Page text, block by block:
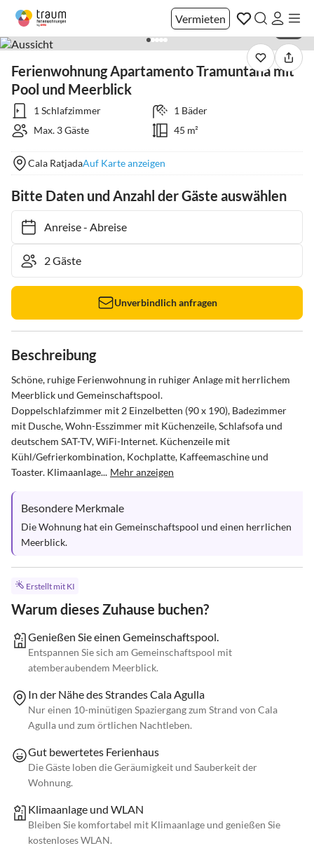
Vermieten
Ferienwohnung Apartamento Tramuntana mit
Pool und Meerblick
1 Schlafzimmer
1 Bäder
Max. 3 Gäste
45 m²
Cala RatjadaAuf Karte anzeigen
Bitte Daten und Anzahl der Gäste auswählen
Anreise- Abreise
Unverbindlich anfragen
Beschreibung
Schöne, ruhige Ferienwohnung in ruhiger Anlage mit herrlichem
Meerblick und Gemeinschaftspool.
Doppelschlafzimmer mit 2 Einzelbetten (90 x 190), Badezimmer
mit Dusche, Wohn-Esszimmer mit Küchenzeile, Schlafsofa und
deutschem SAT-TV, WiFi-Internet. Küchenzeile mit
Kühl/Gefrierkombination, Kochplatte, Kaffeemaschine und
Toaster. Klimaanlage... Mehr anzeigen
Besondere Merkmale
Die Wohnung hat ein Gemeinschaftspool und einen herrlichen
Meerblick.
Erstellt mit KI
Warum dieses Zuhause buchen?
Genießen Sie einen Gemeinschaftspool.
Entspannen Sie sich am Gemeinschaftspool mit
atemberaubendem Meerblick.
In der Nähe des Strandes Cala Agulla
Nur einen 10-minütigen Spaziergang zum Strand von Cala
Agulla und zum örtlichen Nachtleben.
Gut bewertetes Ferienhaus
Die Gäste loben die Geräumigkeit und Sauberkeit der
Wohnung.
Klimaanlage und WLAN
Bleiben Sie komfortabel mit Klimaanlage und genießen Sie
kostenloses WLAN.